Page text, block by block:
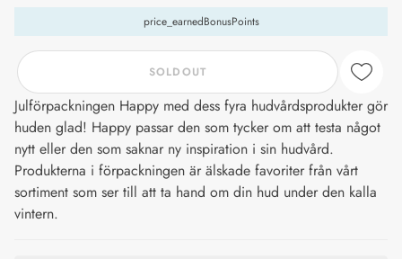
price_earnedBonusPoints
SOLDOUT
Julförpackningen Happy med dess fyra hudvårdsprodukter gör
huden glad! Happy passar den som tycker om att testa något
nytt eller den som saknar ny inspiration i sin hudvård.
Produkterna i förpackningen är älskade favoriter från vårt
sortiment som ser till att ta hand om din hud under den kalla
vintern.